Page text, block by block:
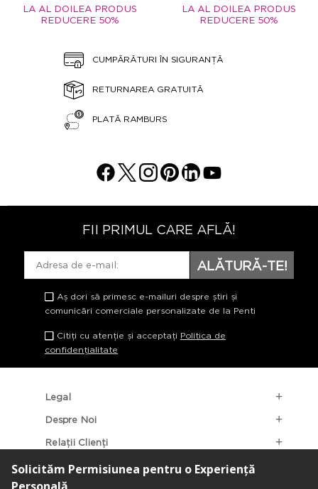
LA AL DOILEA PRODUS
REDUCERE 50%
LA AL DOILEA PRODUS
REDUCERE 50%
CUMPĂRĂTURI ÎN SIGURANȚĂ
RETURNAREA GRATUITĂ
PLATĂ RAMBURS
FII PRIMUL CARE AFLĂ!
ALĂTURĂ-TE!
Aș dori să primesc e-mailuri despre știri și
comunicări comerciale personalizate de la Penti
Citiți cu atenție și acceptați Politica de
confidențialitate
Legal
Despre Noi
Relații Clienți
Categorii Populare